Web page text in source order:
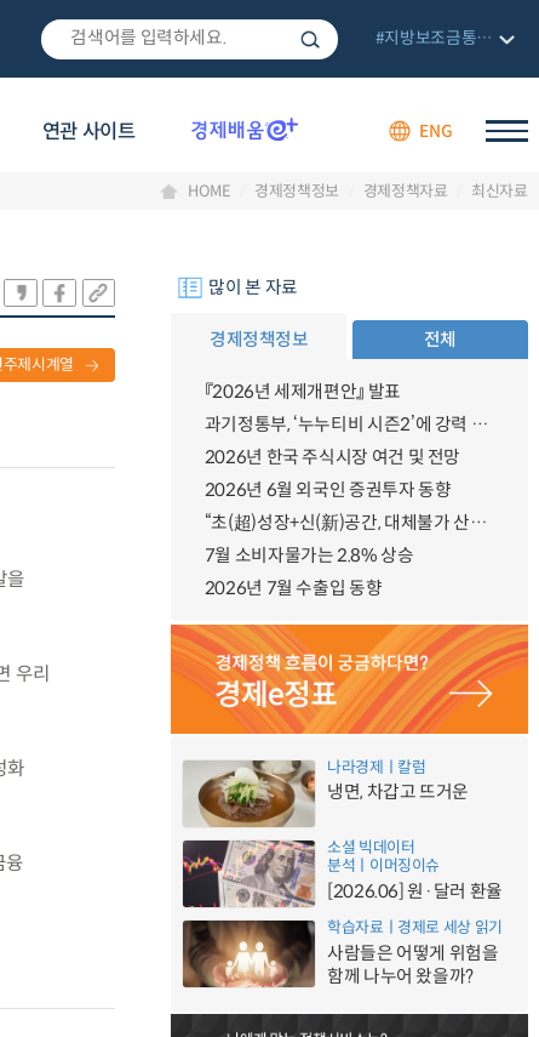
연관 사이트 ENG
#지방보조금통합관리망
HOME 경제정책정보 경제정책자료 최신자료
제시계열
을
우리
화
융
많이 본 자료
경제정책정보 전체
『2026년 세제개편안』 발표
과기정통부, ‘누누티비 시즌2’에 강력 대응 의지 밝혀
2026년 한국 주식시장 여건 및 전망
2026년 6월 외국인 증권투자 동향
“초(超)성장+신(新)공간, 대체불가 산업강국”
7월 소비자물가는 2.8% 상승
2026년 7월 수출입 동향
나라경제ㅣ칼럼
냉면, 차갑고 뜨거운
소셜 빅데이터
분석ㅣ이머징이슈
[2026.06] 원·달러 환율
학습자료ㅣ경제로 세상 읽기
사람들은 어떻게 위험을
함께 나누어 왔을까?